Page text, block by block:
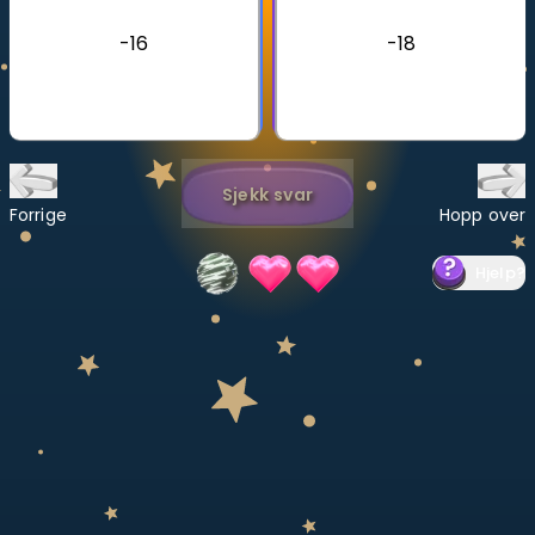
Bestill privatundervisning
LÆREPLAN
Velg læreplan
Logg inn
-16 -18
Forrige
Sjekk svar
Hopp over
?